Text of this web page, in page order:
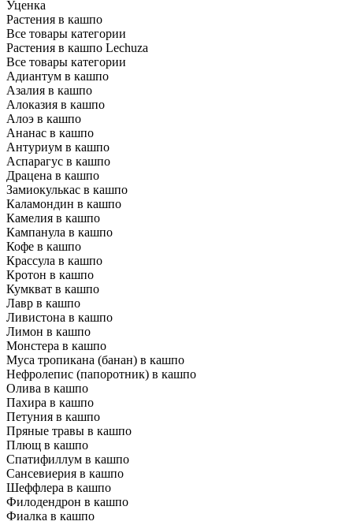
Уценка
Растения в кашпо
Все товары категории
Растения в кашпо Lechuza
Все товары категории
Адиантум в кашпо
Азалия в кашпо
Алоказия в кашпо
Алоэ в кашпо
Ананас в кашпо
Антуриум в кашпо
Аспарагус в кашпо
Драцена в кашпо
Замиокулькас в кашпо
Каламондин в кашпо
Камелия в кашпо
Кампанула в кашпо
Кофе в кашпо
Крассула в кашпо
Кротон в кашпо
Кумкват в кашпо
Лавр в кашпо
Ливистона в кашпо
Лимон в кашпо
Монстера в кашпо
Муса тропикана (банан) в кашпо
Нефролепис (папоротник) в кашпо
Олива в кашпо
Пахира в кашпо
Петуния в кашпо
Пряные травы в кашпо
Плющ в кашпо
Спатифиллум в кашпо
Сансевиерия в кашпо
Шеффлера в кашпо
Филодендрон в кашпо
Фиалка в кашпо